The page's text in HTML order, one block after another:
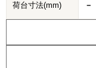
荷台寸法(mm) －